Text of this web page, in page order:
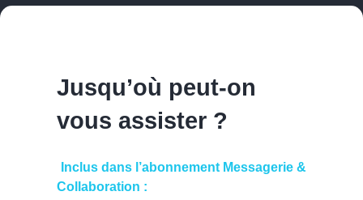
Jusqu’où peut-on
vous assister ?
Inclus dans l’abonnement Messagerie &
Collaboration :